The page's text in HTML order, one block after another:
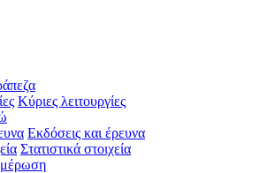
Κύριες λειτουργίες
Εκδόσεις και έρευνα
Στατιστικά στοιχεία